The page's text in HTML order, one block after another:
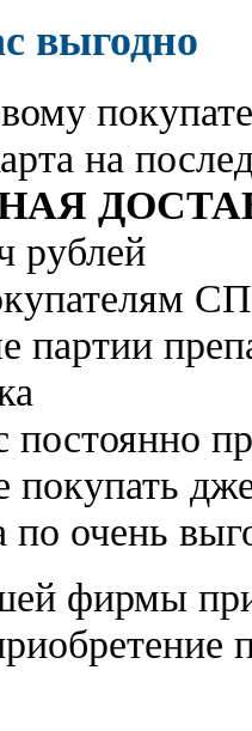
выгодно
на
рублей
партии
постоянно
покупать
по очень
фирмы